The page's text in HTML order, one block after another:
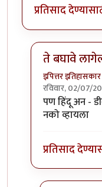
प्रतिसाद
ते बघावे
इपित्तर इतिहासकार
रविवार, 02/07/
In reply to
पण हिंदू अन -
नको व्हायला
प्रतिसाद